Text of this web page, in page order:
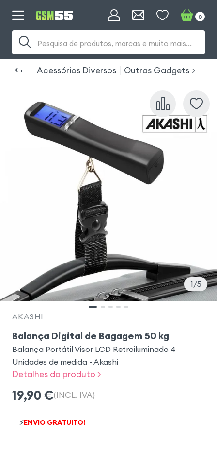
Pesquisa de produtos, marcas e muito mais...
0
Acessórios Diversos Outras Gadgets
1 5
AKASHI
Balança Digital de Bagagem 50 kg
Balança Portátil Visor LCD Retroiluminado 4
Unidades de medida - Akashi
Detalhes do produto >
19,90 €(INCL. IVA)
⚡ENVIO GRATUITO!